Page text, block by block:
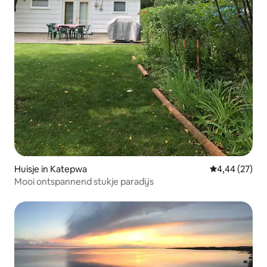
Huisje in Katepwa Gemiddelde
4,44 (27)
Mooi ontspannend stukje paradijs